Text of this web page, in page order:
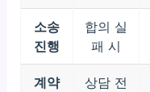
소송
진행
합의 실
패 시
계약
상담 전